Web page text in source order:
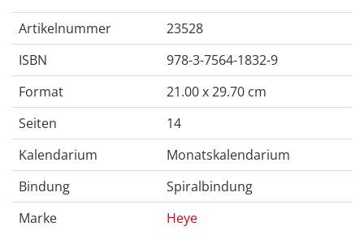
Artikelnummer
23528
ISBN
978-3-7564-1832-9
Format
21.00 x 29.70 cm
Seiten
14
Kalendarium
Monatskalendarium
Bindung
Spiralbindung
Marke
Heye